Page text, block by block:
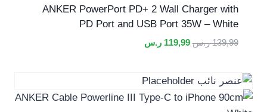
ANKER PowerPort PD+ 2 Wall Charger with
PD Port and USB Port 35W – White
139,99 ر.س السعر
139,99 ر.س.
119,99 ر.س
119,99 ر.س.